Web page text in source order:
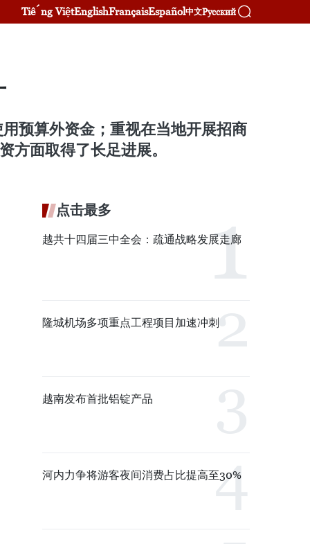
Tiếng ViệtEnglishFrançaisEspañol中文Русский
预算外资金；重视在当地开展招商
方面取得了长足进展。
点击最多
越共十四届三中全会：疏通战略发展走廊
隆城机场多项重点工程项目加速冲刺
越南发布首批铝锭产品
河内力争将游客夜间消费占比提高至30%